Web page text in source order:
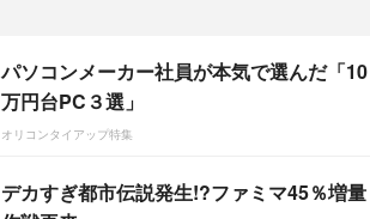
パソコンメーカー社員が本気で選んだ「10
万円台PC３選」
オリコンタイアップ特集
デカすぎ都市伝説発生!?ファミマ45％増量